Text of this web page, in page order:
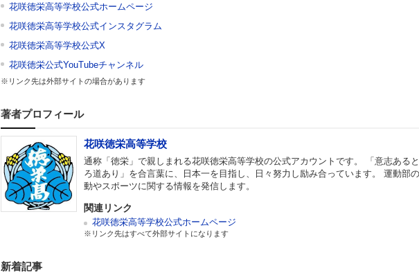
花咲徳栄高等学校公式ホームページ
花咲徳栄高等学校公式インスタグラム
花咲徳栄高等学校公式X
花咲徳栄公式YouTubeチャンネル
※リンク先は外部サイトの場合があります
著者プロフィール
花咲徳栄高等学校
通称「徳栄」で親しまれる花咲徳栄高等学校の公式アカウントです。 「意志ある
ろ道あり」を合言葉に、日本一を目指し、日々努力し励み合っています。 運動部
動やスポーツに関する情報を発信します。
関連リンク
花咲徳栄高等学校公式ホームページ
※リンク先はすべて外部サイトになります
新着記事